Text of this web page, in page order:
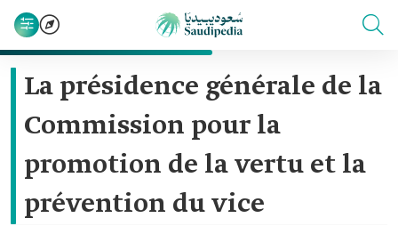
La présidence générale de la
Commission pour la
promotion de la vertu et la
prévention du vice